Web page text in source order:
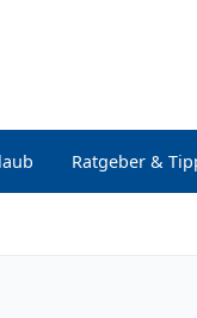
Ratgeber &